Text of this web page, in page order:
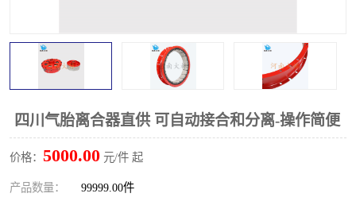
四川气胎离合器直供 可自动接合和分离-操作简便
价格： 5000.00 元/件 起
产品数量： 99999.00件